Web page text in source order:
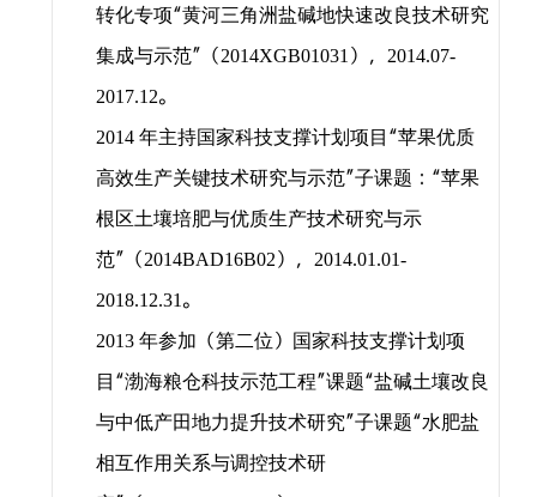
转化专项“黄河三角洲盐碱地快速改良技术研究
集成与示范”（2014XGB01031），
2014.07-
2017.12。
2014 年主持国家科技支撑计划项目“苹果优质
高效生产关键技术研究与示范”子课题：“苹果
根区土壤培肥与优质生产技术研究与示
范”（2014BAD16B02），
2014.01.01-
2018.12.31。
2013 年参加（第二位）国家科技支撑计划项
目“渤海粮仓科技示范工程”课题“盐碱土壤改良
与中低产田地力提升技术研究”子课题“水肥盐
相互作用关系与调控技术研